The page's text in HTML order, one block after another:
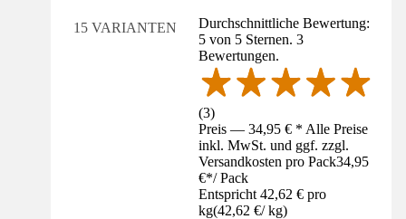
15 VARIANTEN
Durchschnittliche Bewertung:
5 von 5 Sternen. 3
Bewertungen.
(3)
Preis — 34,95 € * Alle Preise
inkl. MwSt. und ggf. zzgl.
Versandkosten pro Pack34,95
€*/ Pack
Entspricht 42,62 € pro
kg(42,62 €/ kg)